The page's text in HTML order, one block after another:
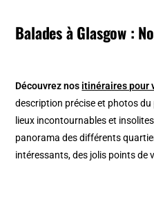
Balades à Glasgow :
Découvrez nos itinéraires pour
description précise et photos
lieux incontournables et
panorama des différents
intéressants, des jolis points de